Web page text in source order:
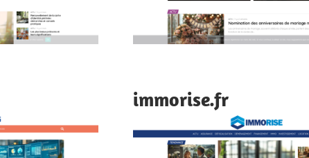
immorise.fr